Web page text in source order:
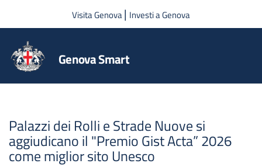
Salta al contenuto principale
Visita Genova| Investi a Genova
Genova Smart
Palazzi dei Rolli e Strade Nuove si
aggiudicano il "Premio Gist Acta” 2026
come miglior sito Unesco